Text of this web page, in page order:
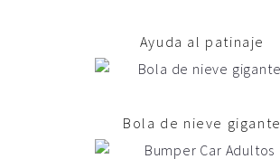
Ayuda al patinaje
Bola de nieve gigante